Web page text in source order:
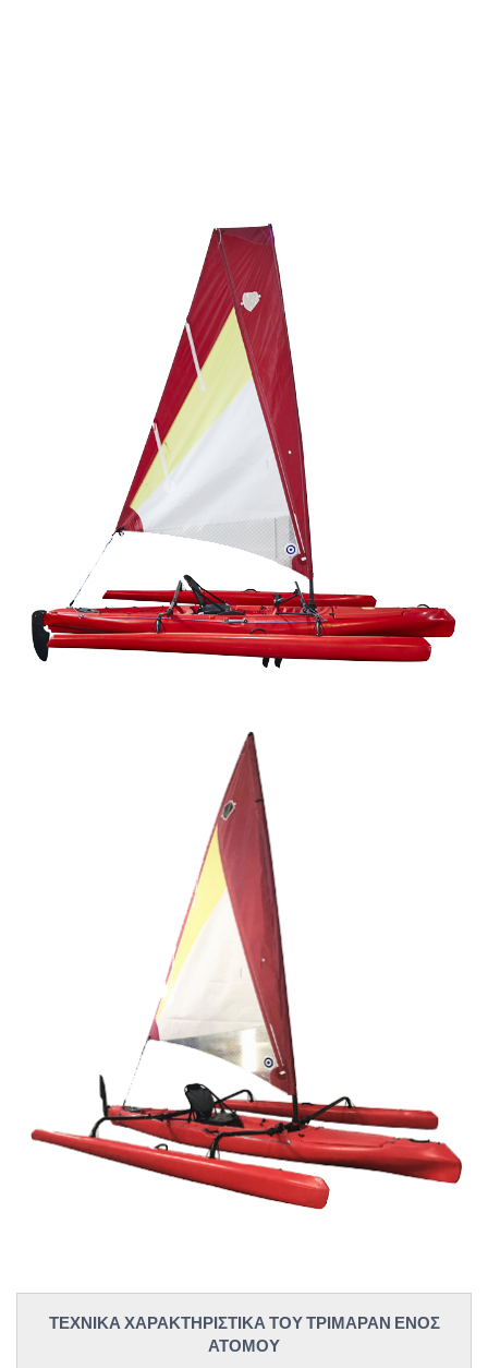
ΤΕΧΝΙΚΑ ΧΑΡΑΚΤΗΡΙΣΤΙΚΑ ΤΟΥ ΤΡΙΜΑΡΑΝ ΕΝΟΣ
ΑΤΟΜΟΥ